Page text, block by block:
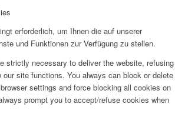
erforderlich, um Ihnen die auf unserer
und Funktionen zur Verfügung zu stellen.
strictly necessary to deliver the website, refusing
site functions. You always can block or delete
settings and force blocking all cookies on
prompt you to accept/refuse cookies when